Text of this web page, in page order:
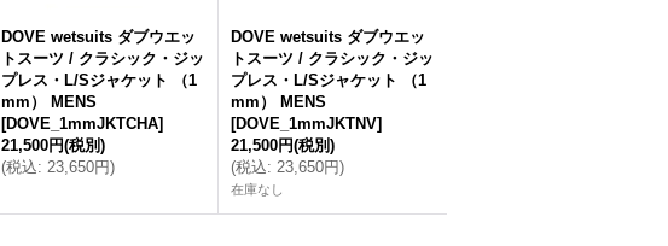
DOVE wetsuits ダブウエッ
トスーツ / クラシック・ジッ
プレス・L/Sジャケット （1
mm） MENS
[DOVE_1mmJKTCHA]
21,500円(税別)
(税込: 23,650円)
DOVE wetsuits ダブウエッ
トスーツ / クラシック・ジッ
プレス・L/Sジャケット （1
mm） MENS
[DOVE_1mmJKTNV]
21,500円(税別)
(税込: 23,650円)
在庫なし